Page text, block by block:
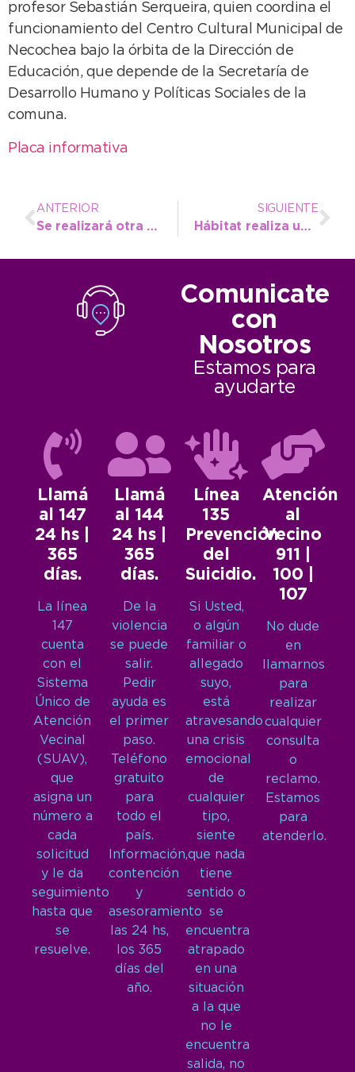
profesor Sebastián Serqueira, quien coordina el
funcionamiento del Centro Cultural Municipal de
Necochea bajo la órbita de la Dirección de
Educación, que depende de la Secretaría de
Desarrollo Humano y Políticas Sociales de la
comuna.
Placa informativa
ANTERIOR
Se realizará otra edición del curso “Creando un CV de Impacto”
SIGUIENTE
Hábitat realiza una convocatoria urgente por proceso de escrituración
Comunicate
con
Nosotros
Estamos para
ayudarte
Llamá
al 147
24 hs |
365
días.
La línea
147
cuenta
con el
Sistema
Único de
Atención
Vecinal
(SUAV),
que
asigna un
número a
cada
solicitud
y le da
seguimiento
hasta que
se
resuelve.
Llamá
al 144
24 hs |
365
días.
De la
violencia
se puede
salir.
Pedir
ayuda es
el primer
paso.
Teléfono
gratuito
para
todo el
país.
Información,
contención
y
asesoramiento
las 24 hs,
los 365
días del
año.
Línea
135
Prevención
del
Suicidio.
Si Usted,
o algún
familiar o
allegado
suyo,
está
atravesando
una crisis
emocional
de
cualquier
tipo,
siente
que nada
tiene
sentido o
se
encuentra
atrapado
en una
situación
a la que
no le
encuentra
salida, no
Atención
al
Vecino
911 |
100 |
107
No dude
en
llamarnos
para
realizar
cualquier
consulta
o
reclamo.
Estamos
para
atenderlo.